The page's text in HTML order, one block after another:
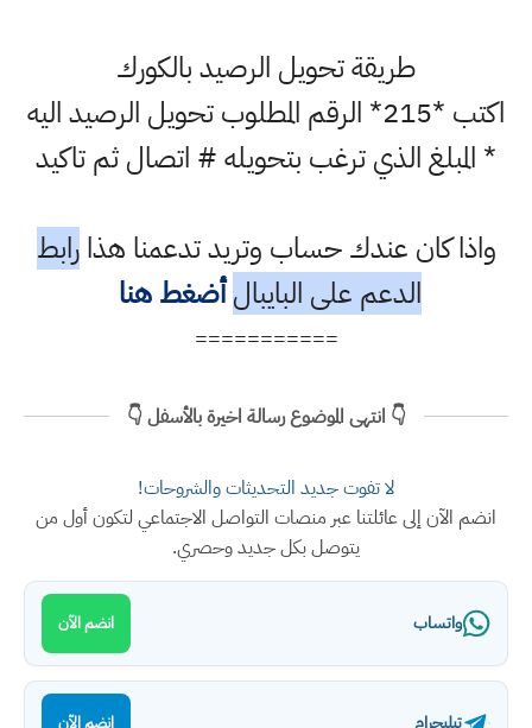
طريقة تحويل الرصيد بالكورك
اكتب *215* الرقم المطلوب تحويل الرصيد اليه
* المبلغ الذي ترغب بتحويله # اتصال ثم تاكيد
واذا كان عندك حساب وتريد تدعمنا هذارابط
الدعم على البايبال أضغط هنا
===========
👇 انتهى الموضوع رسالة اخيرة بالأسفل 👇
لا تفوت جديد التحديثات والشروحات!
انضم الآن إلى عائلتنا عبر منصات التواصل الاجتماعي لتكون أول من
يتوصل بكل جديد وحصري.
واتساب انضم الآن
تيليجرام انضم الآن